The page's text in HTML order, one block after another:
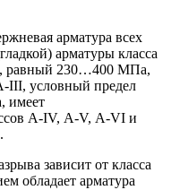
арматура всех
арматуры класса
равный 230…400 МПа,
III, условный предел
имеет
А-IV, А-V, А-VI и
зависит от класса
обладает арматура